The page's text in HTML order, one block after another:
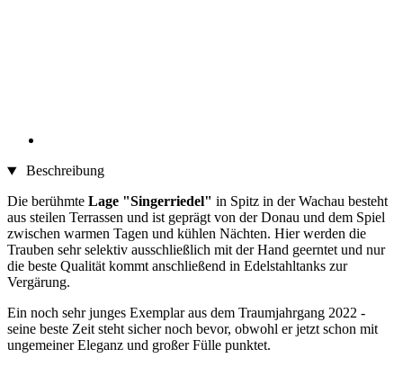
Beschreibung
Die berühmte Lage "Singerriedel" in Spitz in der Wachau besteht
aus steilen Terrassen und ist geprägt von der Donau und dem Spiel
zwischen warmen Tagen und kühlen Nächten. Hier werden die
Trauben sehr selektiv ausschließlich mit der Hand geerntet und nur
die beste Qualität kommt anschließend in Edelstahltanks zur
Vergärung.
Ein noch sehr junges Exemplar aus dem Traumjahrgang 2022 -
seine beste Zeit steht sicher noch bevor, obwohl er jetzt schon mit
ungemeiner Eleganz und großer Fülle punktet.